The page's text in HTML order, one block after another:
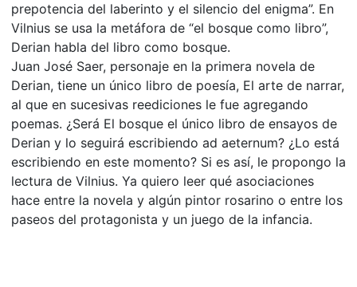
prepotencia del laberinto y el silencio del enigma”. En
Vilnius se usa la metáfora de “el bosque como libro”,
Derian habla del libro como bosque.
Juan José Saer, personaje en la primera novela de
Derian, tiene un único libro de poesía, El arte de narrar,
al que en sucesivas reediciones le fue agregando
poemas. ¿Será El bosque el único libro de ensayos de
Derian y lo seguirá escribiendo ad aeternum? ¿Lo está
escribiendo en este momento? Si es así, le propongo la
lectura de Vilnius. Ya quiero leer qué asociaciones
hace entre la novela y algún pintor rosarino o entre los
paseos del protagonista y un juego de la infancia.